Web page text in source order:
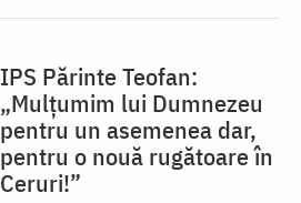
IPS Părinte Teofan:
„Mulțumim lui Dumnezeu
pentru un asemenea dar,
pentru o nouă rugătoare în
Ceruri!”